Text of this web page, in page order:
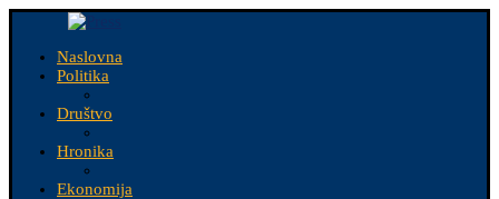
Naslovna
Politika
Društvo
Hronika
Ekonomija